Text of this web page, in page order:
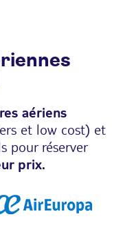
aériens
et low cost) et
pour réserver
prix.